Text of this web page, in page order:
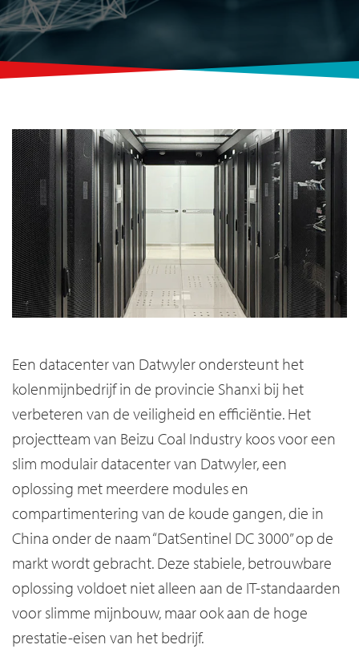
Een datacenter van Datwyler ondersteunt het
kolenmijnbedrijf in de provincie Shanxi bij het
verbeteren van de veiligheid en efficiëntie. Het
projectteam van Beizu Coal Industry koos voor een
slim modulair datacenter van Datwyler, een
oplossing met meerdere modules en
compartimentering van de koude gangen, die in
China onder de naam “DatSentinel DC 3000” op de
markt wordt gebracht. Deze stabiele, betrouwbare
oplossing voldoet niet alleen aan de IT-standaarden
voor slimme mijnbouw, maar ook aan de hoge
prestatie-eisen van het bedrijf.